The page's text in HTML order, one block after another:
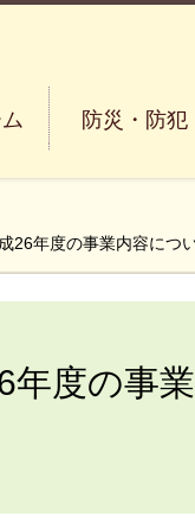
大阪府箕面市
防災・防犯
26年度の事業内容につ
年度の事